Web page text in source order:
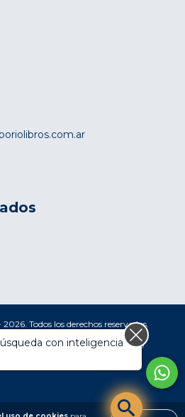
Todos los derechos reservados.
Para reclamos ingresá acá. /
con inteligencia